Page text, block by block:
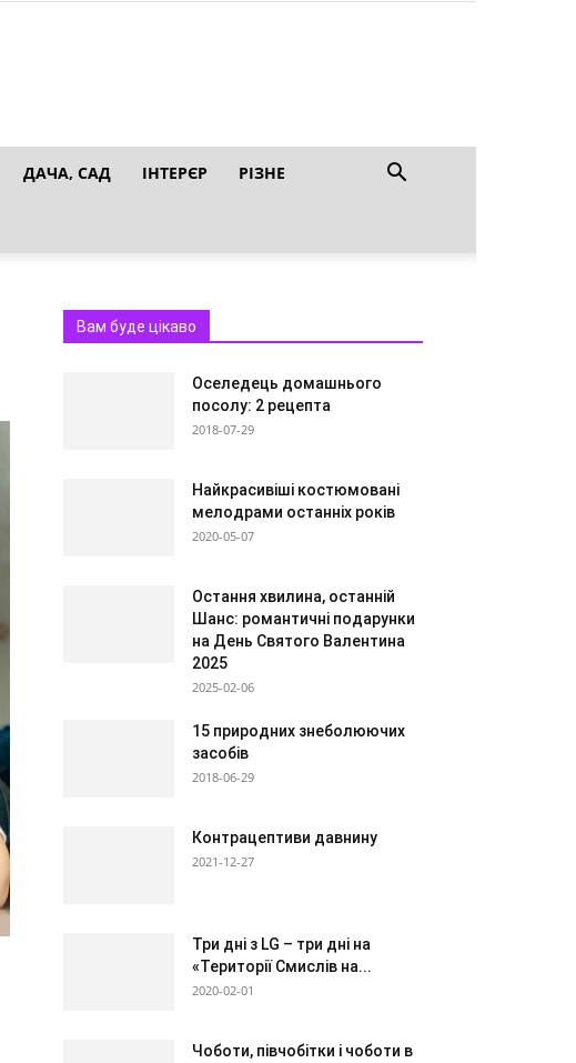
ДАЧА, САД ІНТЕРЄР РІЗНЕ
Вам буде цікаво
Оселедець домашнього
посолу: 2 рецепта
2018-07-29
Найкрасивіші костюмовані
мелодрами останніх років
2020-05-07
Остання хвилина, останній
Шанс: романтичні подарунки
на День Святого Валентина
2025
2025-02-06
15 природних знеболюючих
засобів
2018-06-29
Контрацептиви давнину
2021-12-27
Три дні з LG – три дні на
«Території Смислів на...
2020-02-01
Чоботи, півчобітки і чоботи в